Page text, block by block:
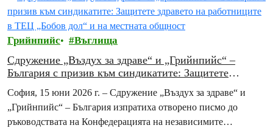
Грийнпийс Въглища
Сдружение „Въздух за здраве“ и „Грийнпийс“ –
България с призив към синдикатите: Защитете
местната общност
София, 15 юни 2026 г. – Сдружение „Въздух за здраве“ и
„Грийнпийс“ – България изпратиха отворено писмо до
ръководствата на Конфедерацията на независимите